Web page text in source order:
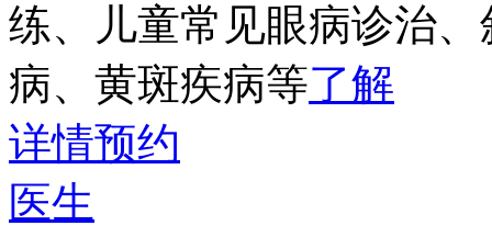
练、儿童常见眼病诊治
病、黄斑疾病等了解
详情预约
医生